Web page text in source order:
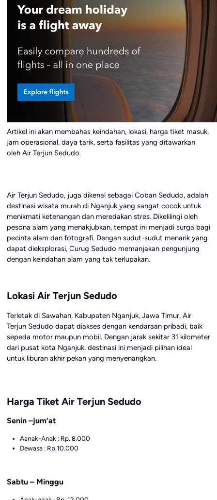
Artikel ini akan membahas keindahan, lokasi, harga tiket masuk,
jam operasional, daya tarik, serta fasilitas yang ditawarkan
oleh Air Terjun Sedudo.
Air Terjun Sedudo, juga dikenal sebagai Coban Sedudo, adalah
destinasi wisata murah di Nganjuk yang sangat cocok untuk
menikmati ketenangan dan meredakan stres. Dikelilingi oleh
pesona alam yang menakjubkan, tempat ini menjadi surga bagi
pecinta alam dan fotografi. Dengan sudut-sudut menarik yang
dapat dieksplorasi, Curug Sedudo memanjakan pengunjung
dengan keindahan alam yang tak terlupakan.
Lokasi Air Terjun Sedudo
Terletak di Sawahan, Kabupaten Nganjuk, Jawa Timur, Air
Terjun Sedudo dapat diakses dengan kendaraan pribadi, baik
sepeda motor maupun mobil. Dengan jarak sekitar 31 kilometer
dari pusat kota Nganjuk, destinasi ini menjadi pilihan ideal
untuk liburan akhir pekan yang menyenangkan.
Harga Tiket Air Terjun Sedudo
Senin –jum’at
Aanak-Anak : Rp. 8.000
Dewasa : Rp.10.000
Sabtu – Minggu